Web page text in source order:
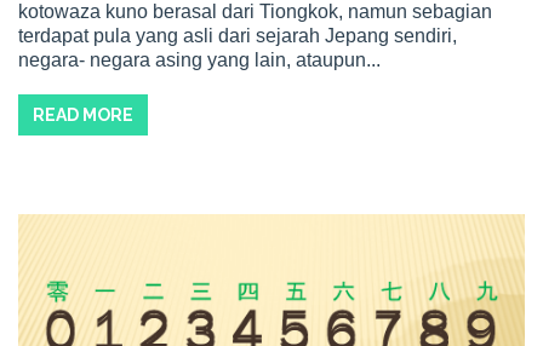
kotowaza kuno berasal dari Tiongkok, namun sebagian
terdapat pula yang asli dari sejarah Jepang sendiri,
negara- negara asing yang lain, ataupun...
READ MORE